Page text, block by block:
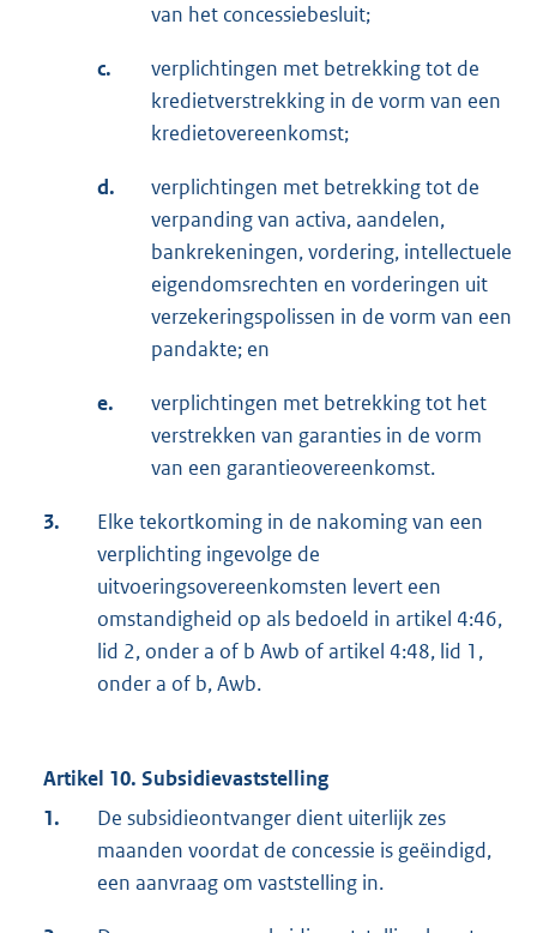
van het concessiebesluit;
c.
verplichtingen met betrekking tot de
kredietverstrekking in de vorm van een
kredietovereenkomst;
d.
verplichtingen met betrekking tot de
verpanding van activa, aandelen,
bankrekeningen, vordering, intellectuele
eigendomsrechten en vorderingen uit
verzekeringspolissen in de vorm van een
pandakte; en
e.
verplichtingen met betrekking tot het
verstrekken van garanties in de vorm
van een garantieovereenkomst.
3.
Elke tekortkoming in de nakoming van een
verplichting ingevolge de
uitvoeringsovereenkomsten levert een
omstandigheid op als bedoeld in artikel 4:46,
lid 2, onder a of b Awb of artikel 4:48, lid 1,
onder a of b, Awb.
Artikel 10. Subsidievaststelling
1.
De subsidieontvanger dient uiterlijk zes
maanden voordat de concessie is geëindigd,
een aanvraag om vaststelling in.